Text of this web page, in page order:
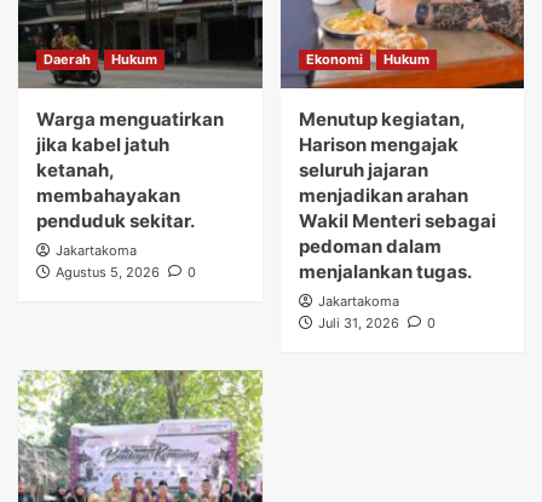
Daerah Hukum
Warga menguatirkan
jika kabel jatuh
ketanah,
membahayakan
penduduk sekitar.
Jakartakoma
Agustus 5, 2026
0
Ekonomi Hukum
Menutup kegiatan,
Harison mengajak
seluruh jajaran
menjadikan arahan
Wakil Menteri sebagai
pedoman dalam
menjalankan tugas.
Jakartakoma
Juli 31, 2026
0